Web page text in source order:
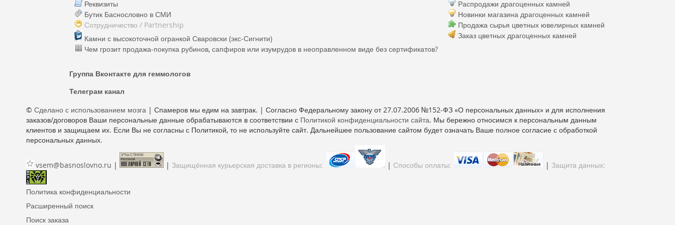
Реквизиты
Бутик Баснословно в СМИ
Сотрудничество / Partnership
Камни с высокоточной огранкой Сваровски (экс-Сигнити)
Чем грозит продажа-покупка рубинов, сапфиров или изумрудов в неоправленном виде без сертификатов?
Распродажи драгоценных камней
Новинки магазина драгоценных камней
Продажа сырья цветных ювелирных камней
Заказ цветных драгоценных камней
Группа Вконтакте для геммологов
Телеграм канал
© Сделано с использованием мозга | Спамеров мы едим на завтрак. | Согласно Федеральному закону от 27.07.2006 №152-ФЗ «О персональных данных» и для исполнения
заказов/договоров Ваши персональные данные обрабатываются в соответствии с Политикой конфиденциальности сайта. Мы бережно относимся к персональным данным
клиентов и защищаем их. Если Вы не согласны с Политикой, то не используйте сайт. Дальнейшее пользование сайтом будет означать Ваше полное согласие с обработкой
персональных данных.
vsem@basnoslovno.ru | | Защищённая курьерская доставка в регионы: | Способы оплаты: | Защита данных:
Политика конфиденциальности
Расширенный поиск
Поиск заказа